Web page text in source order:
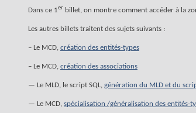
Dans ce 1er billet, on montre comment accéder à la
Les autres billets traitent des sujets suivants :
– Le MCD, création des entités-types
– Le MCD, création des associations
— Le MLD, le script SQL, génération du MLD et du
— Le MCD, spécialisation /généralisation des entités-